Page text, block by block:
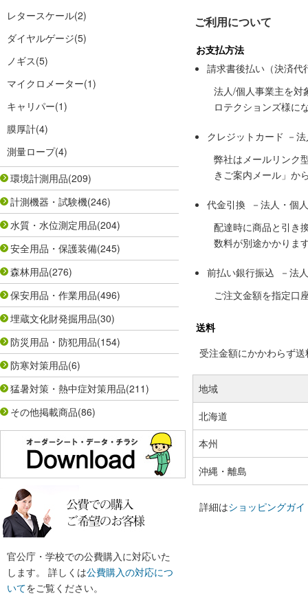
レタースケール(2)
ダイヤルゲージ(5)
ノギス(5)
マイクロメーター(1)
キャリパー(1)
膜厚計(4)
測量ロープ(4)
環境計測用品(209)
計測機器・試験機(246)
水質・水位測定用品(204)
安全用品・保護装備(245)
森林用品(276)
保安用品・作業用品(496)
埋蔵文化財発掘用品(30)
防災用品・防犯用品(154)
防寒対策用品(6)
猛暑対策・熱中症対策用品(211)
その他掲載商品(86)
官公庁・学校での公費購入に対応いた
します。 詳しくは公費購入の対応につ
いてをご覧ください。
ご利用について
お支払方法
請求書後払い（決済代
法人/個人事業主を対
ロテクションズ様に
クレジットカード －
弊社はメールリンク
きご案内メール」か
代金引換 －法人・個
配達時に商品と引き
数料が別途かかりま
前払い銀行振込 －法
ご注文金額を指定口
送料
受注金額にかかわらず
地域
北海道
本州
沖縄・離島
詳細はショッピングガイ